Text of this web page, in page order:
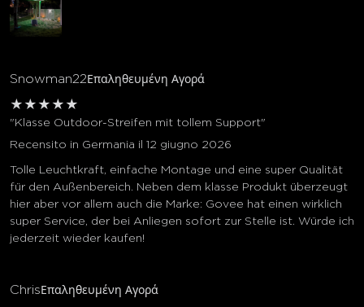
Snowman22 Επαληθευμένη Αγορά
★ ★ ★ ★ ★
"Klasse Outdoor-Streifen mit tollem Support"
Recensito in Germania il 12 giugno 2026
Tolle Leuchtkraft, einfache Montage und eine super Qualität
für den Außenbereich. Neben dem klasse Produkt überzeugt
hier aber vor allem auch die Marke: Govee hat einen wirklich
super Service, der bei Anliegen sofort zur Stelle ist. Würde ich
jederzeit wieder kaufen!
Chris Επαληθευμένη Αγορά